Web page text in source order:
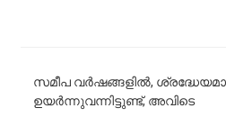
സമീപ വർഷങ്ങളിൽ,
ഉയർന്നുവന്നിട്ടുണ്ട്, അവിടെ